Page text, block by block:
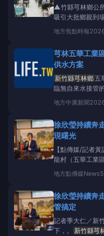
▲竹縣芎林鄉公
吸引大批鄉親到
風室提供)【焦點
民主、深化行政
村的村民大會暨
公開
地方焦點時報
芎林五華工業
供水方案
新竹縣芎林鄉五
臨無自來水接管
為「三不管地帶
極協調各相關單
設管線、新增加
併納入工業區用
地方中廣新聞
徐欣瑩持續奔走 芎林五華工業區民生用水
現曙光
【點傳媒/記者黃
龍村（五華工業
立法委員徐欣瑩
套。徐欣瑩辦公
水池，且也提出
地方點傳媒
徐欣瑩持續奔
管搞定
記者季大仁／新
下，。
新竹縣芎